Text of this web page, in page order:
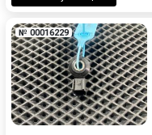
№ 00016229